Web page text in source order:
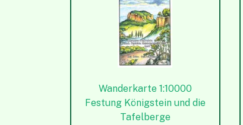
Wanderkarte 1:10000
Festung Königstein und die
Tafelberge